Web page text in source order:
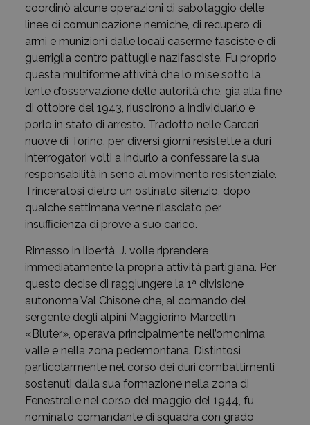
coordinò alcune operazioni di sabotaggio delle
linee di comunicazione nemiche, di recupero di
armi e munizioni dalle locali caserme fasciste e di
guerriglia contro pattuglie nazifasciste. Fu proprio
questa multiforme attività che lo mise sotto la
lente d’osservazione delle autorità che, già alla fine
di ottobre del 1943, riuscirono a individuarlo e
porlo in stato di arresto. Tradotto nelle Carceri
nuove di Torino, per diversi giorni resistette a duri
interrogatori volti a indurlo a confessare la sua
responsabilità in seno al movimento resistenziale.
Trinceratosi dietro un ostinato silenzio, dopo
qualche settimana venne rilasciato per
insufficienza di prove a suo carico.
Rimesso in libertà, J. volle riprendere
immediatamente la propria attività partigiana. Per
questo decise di raggiungere la 1ª divisione
autonoma Val Chisone che, al comando del
sergente degli alpini Maggiorino Marcellin
«Bluter», operava principalmente nell’omonima
valle e nella zona pedemontana. Distintosi
particolarmente nel corso dei duri combattimenti
sostenuti dalla sua formazione nella zona di
Fenestrelle nel corso del maggio del 1944, fu
nominato comandante di squadra con grado